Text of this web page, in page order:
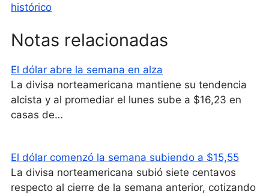
histórico
Notas relacionadas
El dólar abre la semana en alza
La divisa norteamericana mantiene su tendencia
alcista y al promediar el lunes sube a $16,23 en
casas de…
El dólar comenzó la semana subiendo a $15,55
La divisa norteamericana subió siete centavos
respecto al cierre de la semana anterior, cotizando